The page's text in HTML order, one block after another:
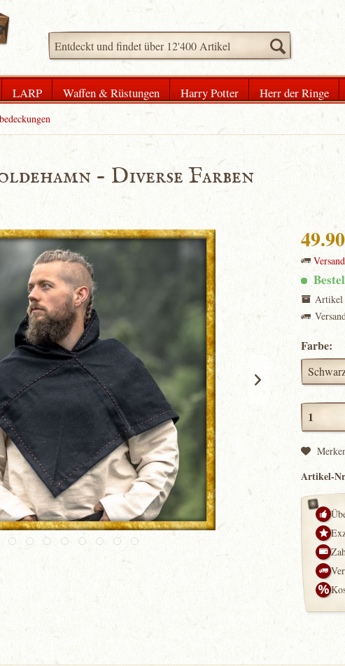
LARP Waffen & Rüstungen Harry Potter Herr der Ringe
- Diverse Farben
Versand
Artikel
Farbe:
Artikel-